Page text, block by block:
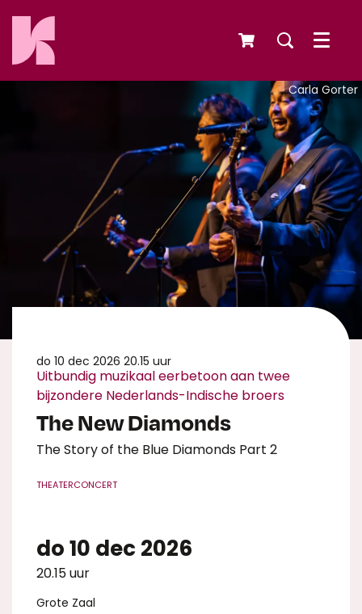
Menu
Carla Gorter
The New Diamonds
The Story of the Blue Diamonds Part 2
Uitbundig muzikaal eerbetoon aan twee
bijzondere Nederlands-Indische broers
do 10 dec 2026 20.15 uur
THEATERCONCERT
do 10 dec 2026
20.15 uur
Grote Zaal